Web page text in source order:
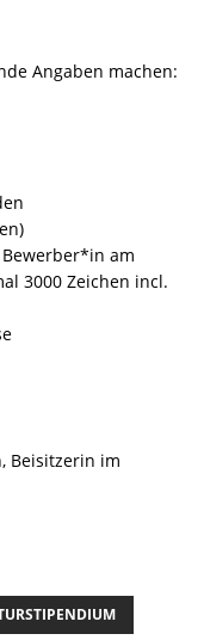
Angaben machen:
am
3000 Zeichen incl.
Beisitzerin im